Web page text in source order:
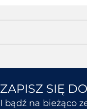
ZAPISZ SIĘ
I bądź na bieżąco